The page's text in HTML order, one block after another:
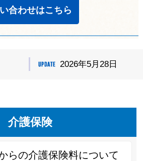
合わせはこちら
2026年5月28日
介護保険
らの介護保険料について